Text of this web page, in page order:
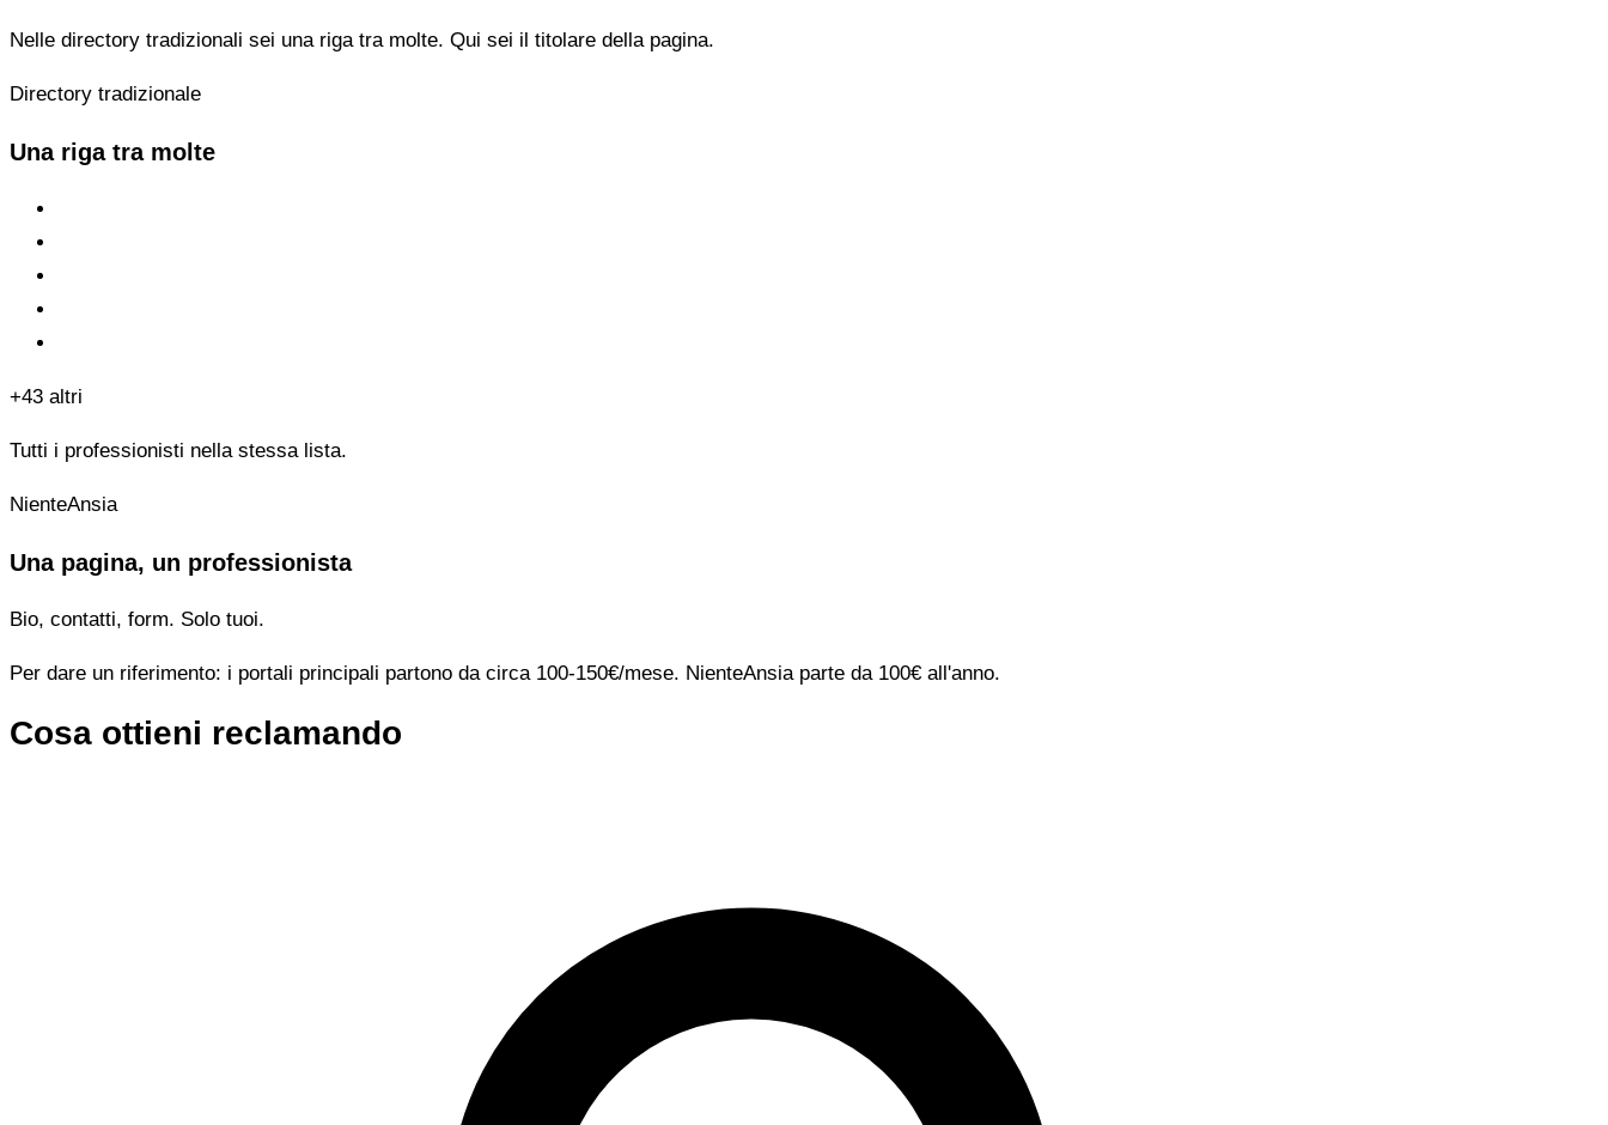
Nelle directory tradizionali sei una riga tra molte. Qui sei il titolare della pagina.
Directory tradizionale
Una riga tra molte
+43 altri
Tutti i professionisti nella stessa lista.
NienteAnsia
Una pagina, un professionista
Bio, contatti, form. Solo tuoi.
Per dare un riferimento: i portali principali partono da circa 100-150€/mese. NienteAnsia parte da 100€ all'anno.
Cosa ottieni reclamando